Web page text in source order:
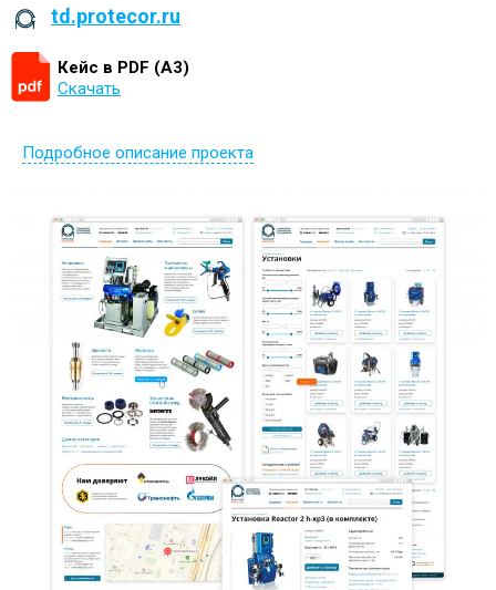
td.protecor.ru
Кейс в PDF (А3)
Скачать
Подробное описание проекта